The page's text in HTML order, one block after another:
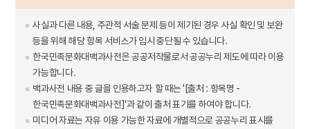
사실과 다른 내용, 주관적 서술 문제 등이 제기된 경우 사실 확인 및 보완
등을 위해 해당 항목 서비스가 임시 중단될 수 있습니다.
한국민족문화대백과사전은 공공저작물로서 공공누리 제도에 따라 이용
가능합니다.
백과사전 내용 중 글을 인용하고자 할 때는 '[출처 : 항목명 -
한국민족문화대백과사전]'과 같이 출처 표기를 하여야 합니다.
미디어 자료는 자유 이용 가능한 자료에 개별적으로 공공누리 표시를